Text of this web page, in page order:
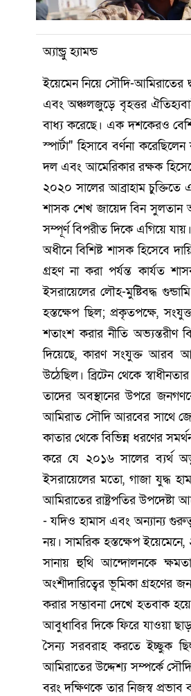
অ্যান্ড্রু হ্যামন্ড
ইয়েমেন নিয়ে সৌদি-আমিরাতের
এবং অঞ্চলজুড়ে বৃহত্তর
বাধ্য করেছে। এক দশকেরও
স্পার্টা" হিসাবে বর্ণনা
দল এবং আমেরিকার রক্ষক
২০২০ সালের আব্রাহাম চুক্তিতে
শাসক শেখ জায়েদ বিন সুলতান
সম্পূর্ণ বিপরীত দিকে এগিয়ে
অধীনে বিশিষ্ট শাসক হিসেবে
গ্রহণ না করা পর্যন্ত কার্যত
ইসরায়েলের লৌহ-মুষ্টিবদ্ধ
হস্তক্ষেপ ছিল; প্রকৃতপক্ষে,
শতাংশ করার নীতি অভ্যন্তরীণ
দিয়েছে, কারণ সংযুক্ত আরব
উঠেছিল। ব্রিটেন থেকে
তাদের অবস্থানের উপরে
আমিরাত সৌদি আরবের সাথে
কাতার থেকে বিভিন্ন ধরণের
করে যে ২০১৬ সালের ব্যর্থ
ইসরায়েলের মতো, গাজা যুদ্ধ
আমিরাতের রাষ্ট্রপতির উপদেষ্টা
- যদিও হামাস এবং অন্যান্য
নয়। সামরিক হস্তক্ষেপ
সানায় হুথি আন্দোলনকে
অংশীদারিত্বের ভূমিকা গ্রহণের
করার সম্ভাবনা দেখে হতবাক
আবুধাবির দিকে ফিরে যাওয়া
সৈন্য সরবরাহ করতে ইচ্ছুক
আমিরাতের উদ্দেশ্য সম্পর্কে
বরং দক্ষিণকে তার নিজস্ব